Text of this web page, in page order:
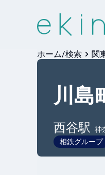
ホーム/検索 関
川島
西谷駅
神
相鉄グループ